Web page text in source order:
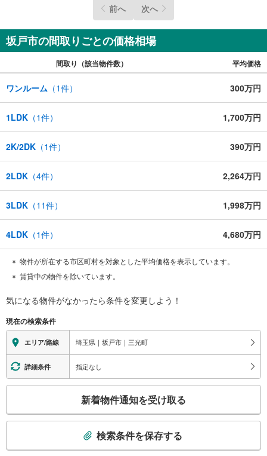
前へ 次へ
坂戸市の間取りごとの価格相場
間取り（該当物件数） 平均価格
ワンルーム （1件） 300万円
1LDK （1件） 1,700万円
2K/2DK （1件） 390万円
2LDK （4件） 2,264万円
3LDK （11件） 1,998万円
4LDK （1件） 4,680万円
物件が所在する市区町村を対象とした平均価格を表示しています。
賃貸中の物件を除いています。
気になる物件がなかったら条件を変更しよう！
現在の検索条件
エリア/路線 埼玉県｜坂戸市｜三光町
詳細条件 指定なし
検
新着物件通知を受け取る
検索条件を保存する